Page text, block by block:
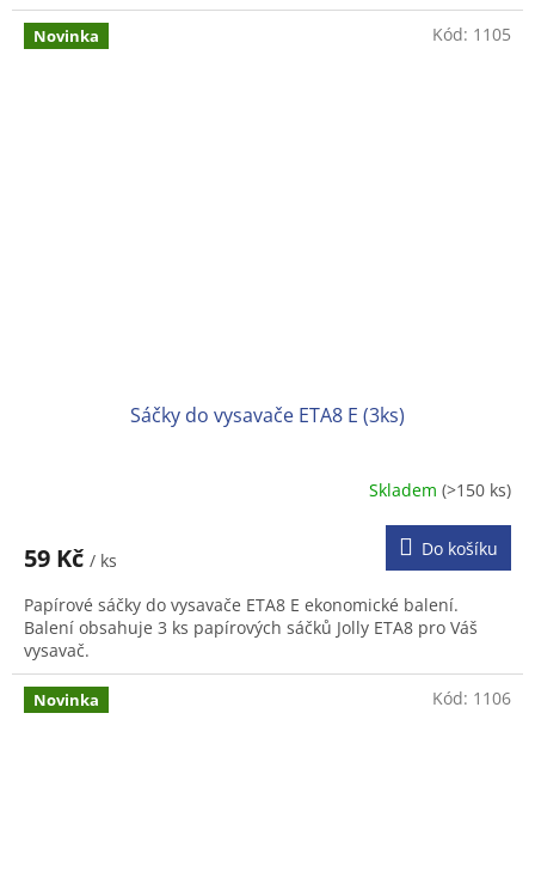
Novinka
Sáčky do vysavače ETA8 E (3ks)
Skladem (>150 ks)
59 Kč / ks
Do košíku
Papírové sáčky do vysavače ETA8 E ekonomické balení.
Balení obsahuje 3 ks papírových sáčků Jolly ETA8 pro Váš
vysavač.
Kód: 1105
Novinka Kód: 1106